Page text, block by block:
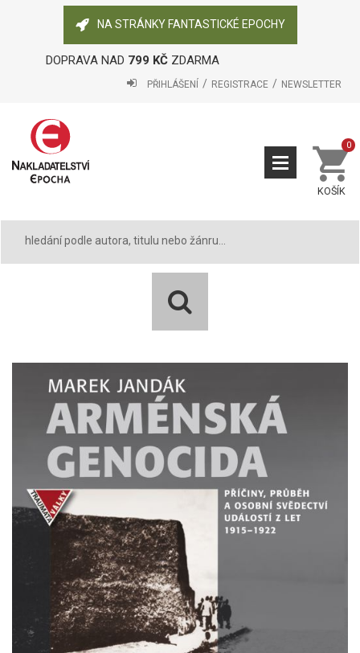
NA STRÁNKY FANTASTICKÉ EPOCHY
DOPRAVA NAD 799 KČZDARMA
PŘIHLÁŠENÍ REGISTRACE NEWSLETTER
KOŠÍK
0